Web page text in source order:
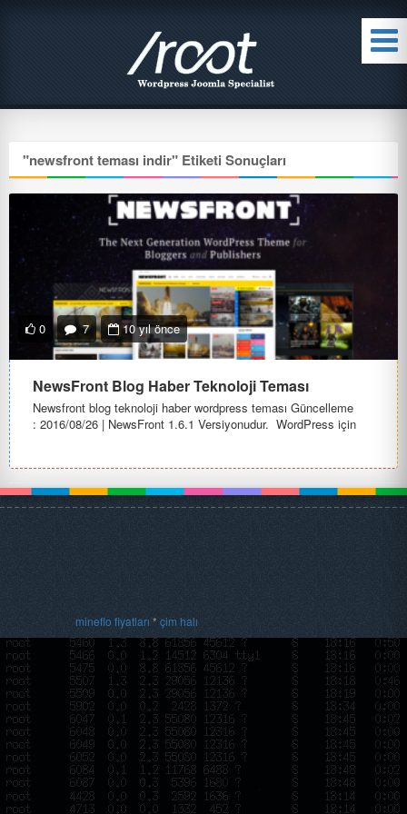
"newsfront teması indir" Etiketi Sonuçları
0 7 10 yıl önce
NewsFront Blog Haber Teknoloji Teması
Newsfront blog teknoloji haber wordpress teması Güncelleme
: 2016/08/26 | NewsFront 1.6.1 Versiyonudur. WordPress için
mineflo fiyatları * çim halı